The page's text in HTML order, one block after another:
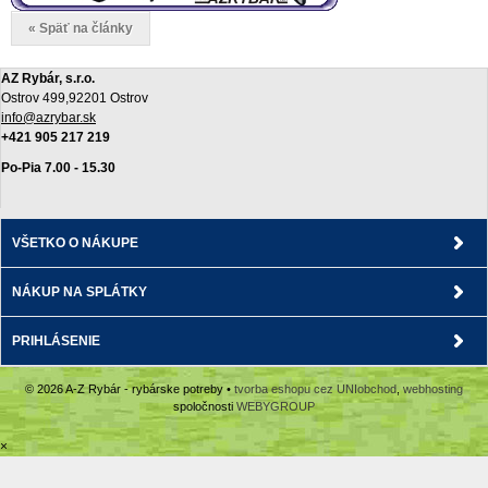
« Späť na články
AZ Rybár, s.r.o.
Ostrov 499,92201 Ostrov
info@azrybar.sk
+421 905 217 219
Po-Pia 7.00 - 15.30
VŠETKO O NÁKUPE
NÁKUP NA SPLÁTKY
PRIHLÁSENIE
© 2026 A-Z Rybár - rybárske potreby • tvorba eshopu cez UNIobchod,webhosting
spoločnosti WEBYGROUP
×